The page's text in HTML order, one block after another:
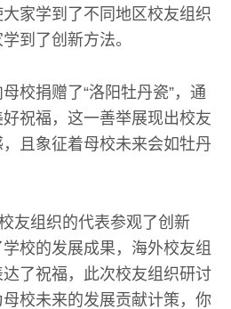
家学到了不同地区校友组织
到了创新方法。
校捐赠了“洛阳牡丹瓷”，通
祝福，这一善举展现出校友
且象征着母校未来会如牡丹
友组织的代表参观了创新
校的发展成果，海外校友组
了祝福，此次校友组织研讨
校未来的发展贡献计策，你